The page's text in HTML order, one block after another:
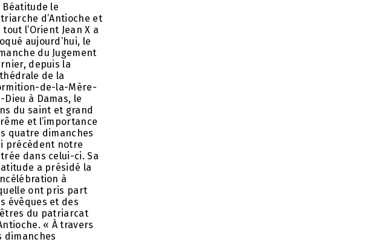
Béatitude le
d’Antioche et
tout l’Orient Jean X a
aujourd’hui, le
du Jugement
depuis la
de la
de-la-Mère-
Dieu à Damas, le
du saint et grand
et l’importance
quatre dimanches
précèdent notre
dans celui-ci. Sa
a présidé la
à
ont pris part
évêques et des
du patriarcat
« À travers
dimanches